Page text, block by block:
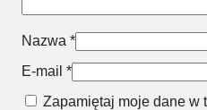
Nazwa *
E-mail *
Zapamiętaj moje dane w